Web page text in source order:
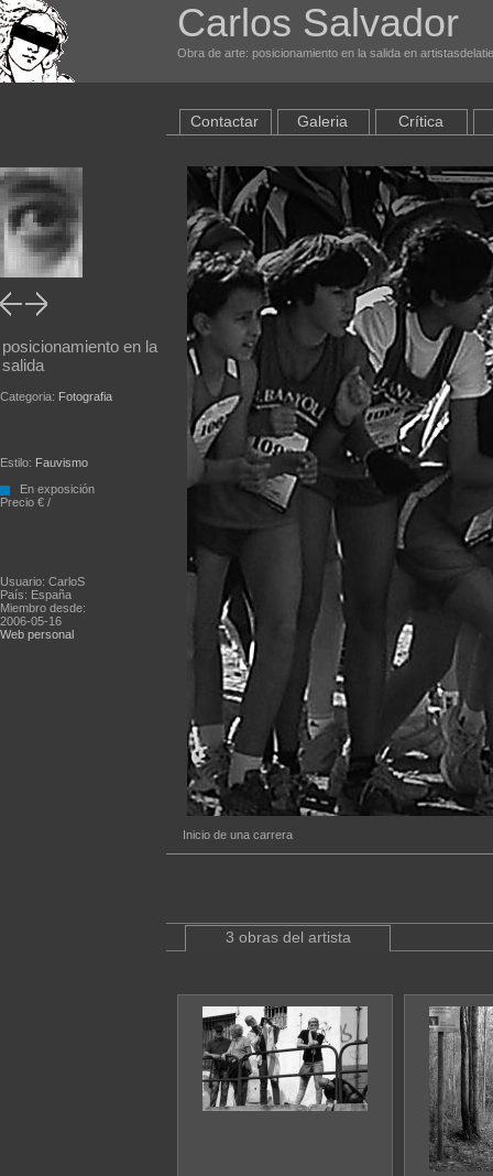
Carlos Salvador
Obra de arte: posicionamiento en la salida en
posicionamiento en la
salida
Categoria: Fotografia
Estilo: Fauvismo
En exposición
Precio € /
Usuario: CarloS
País: España
Miembro desde:
2006-05-16
Web personal
Contactar Galeria Crítica
Inicio de una carrera
3 obras del artista